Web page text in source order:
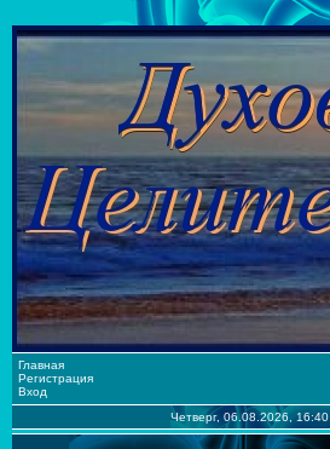
Главная
Регистрация
Вход
Четверг, 06.08.2026, 16:40